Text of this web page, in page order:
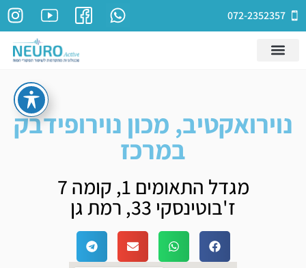
072-2352357
נוירואקטיב, מכון נוירופידבק
במרכז
מגדל התאומים 1, קומה 7
ז'בוטינסקי 33, רמת גן